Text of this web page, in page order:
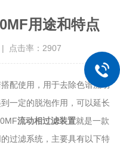
用途和特点
点击率：2907
配使用，用于去除色谱流动
一定的脱泡作用，可以延长
流动相过滤装置就是一款
过滤系统，主要具有以下特